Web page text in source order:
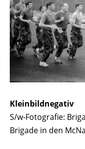
Kleinbildnegativ
S/w-Fotografie:
Brigade in den